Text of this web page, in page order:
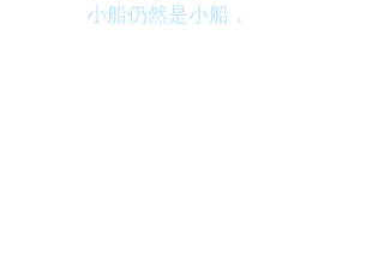
小船仍然是小船，